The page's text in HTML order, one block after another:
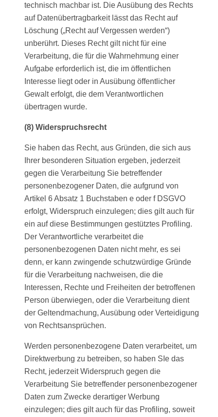
technisch machbar ist. Die Ausübung des Rechts
auf Datenübertragbarkeit lässt das Recht auf
Löschung („Recht auf Vergessen werden“)
unberührt. Dieses Recht gilt nicht für eine
Verarbeitung, die für die Wahrnehmung einer
Aufgabe erforderlich ist, die im öffentlichen
Interesse liegt oder in Ausübung öffentlicher
Gewalt erfolgt, die dem Verantwortlichen
übertragen wurde.
(8) Widerspruchsrecht
Sie haben das Recht, aus Gründen, die sich aus
Ihrer besonderen Situation ergeben, jederzeit
gegen die Verarbeitung Sie betreffender
personenbezogener Daten, die aufgrund von
Artikel 6 Absatz 1 Buchstaben e oder f DSGVO
erfolgt, Widerspruch einzulegen; dies gilt auch für
ein auf diese Bestimmungen gestütztes Profiling.
Der Verantwortliche verarbeitet die
personenbezogenen Daten nicht mehr, es sei
denn, er kann zwingende schutzwürdige Gründe
für die Verarbeitung nachweisen, die die
Interessen, Rechte und Freiheiten der betroffenen
Person überwiegen, oder die Verarbeitung dient
der Geltendmachung, Ausübung oder Verteidigung
von Rechtsansprüchen.
Werden personenbezogene Daten verarbeitet, um
Direktwerbung zu betreiben, so haben SIe das
Recht, jederzeit Widerspruch gegen die
Verarbeitung Sie betreffender personenbezogener
Daten zum Zwecke derartiger Werbung
einzulegen; dies gilt auch für das Profiling, soweit